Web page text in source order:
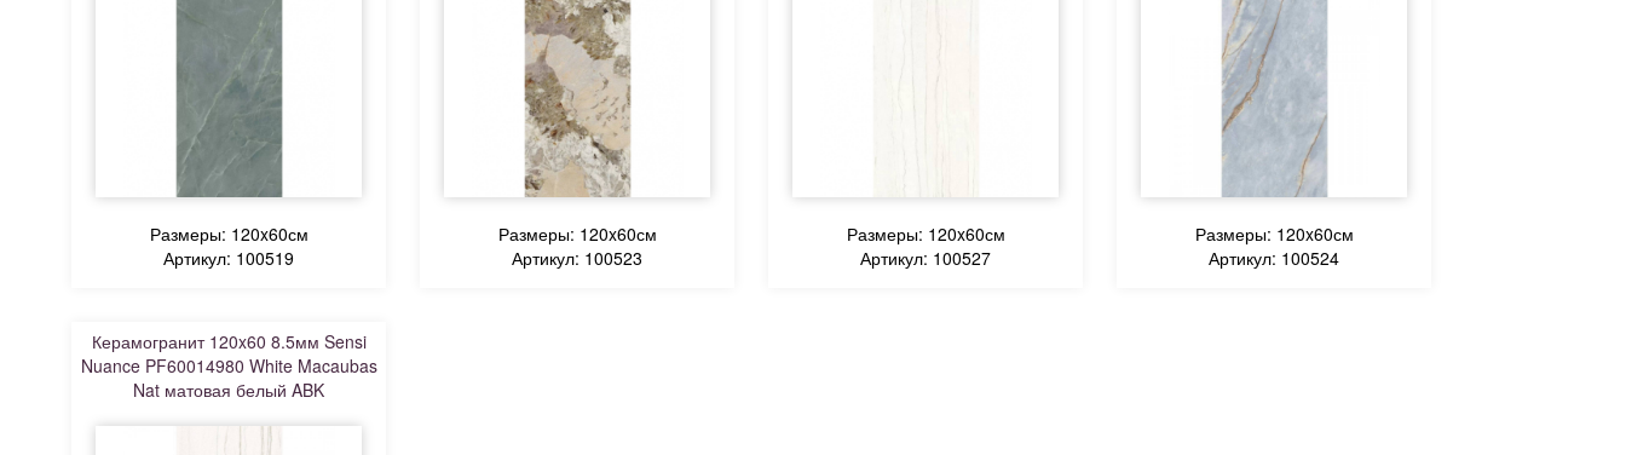
Размеры: 120x60см
Артикул: 100519
Размеры: 120x60см
Артикул: 100523
Размеры: 120x60см
Артикул: 100527
Размеры: 120x60см
Артикул: 100524
Керамогранит 120x60 8.5мм Sensi
Nuance PF60014980 White Macaubas
Nat матовая белый ABK